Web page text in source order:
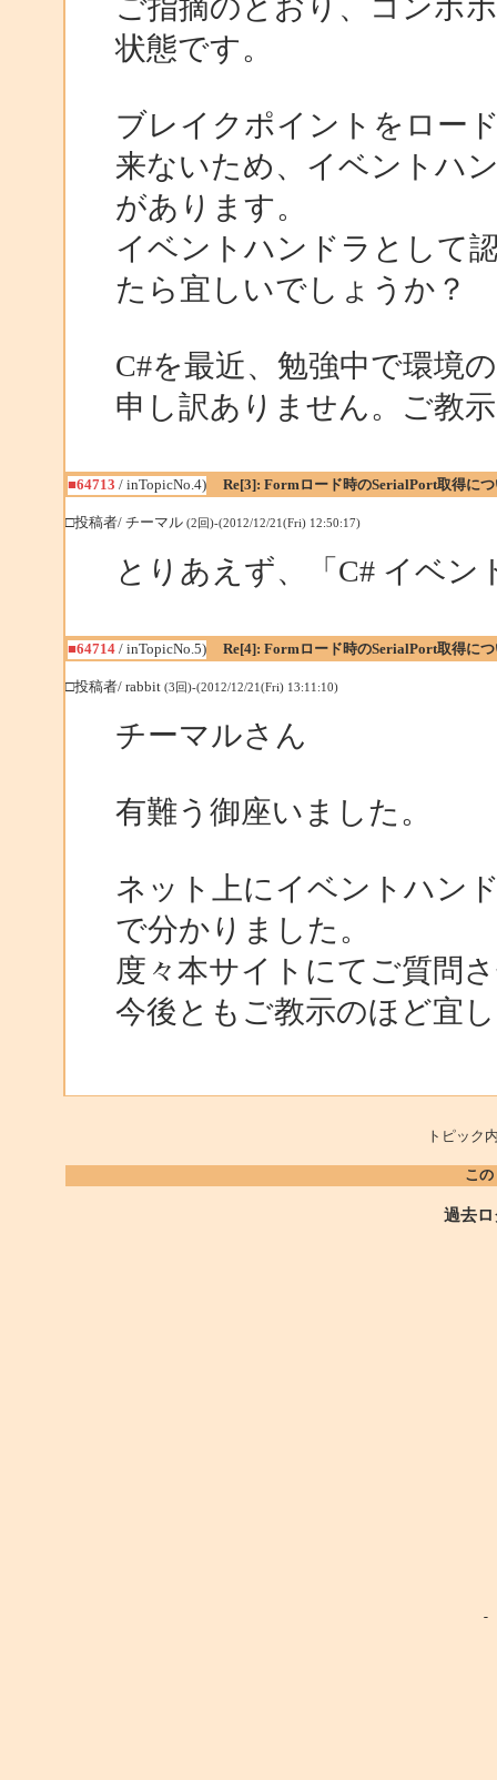
ご指摘のとおり、コンポ
状態です。
ブレイクポイントをロー
来ないため、イベントハ
があります。
イベントハンドラとして
たら宜しいでしょうか？
C#を最近、勉強中で環境
申し訳ありません。ご教
■64713 / inTopicNo.4) Re[3]: Formロード時のSerialPort取得につ
□投稿者/ チーマル (2回)-(2012/12/21(Fri) 12:50:17)
とりあえず、「C# イベ
■64714/ inTopicNo.5) Re[4]: Formロード時のSerialPort取得につ
□投稿者/ rabbit (3回)-(2012/12/21(Fri) 13:11:10)
チーマルさん
有難う御座いました。
ネット上にイベントハン
で分かりました。
度々本サイトにてご質問
今後ともご教示のほど宜
トピッ
こ
過去